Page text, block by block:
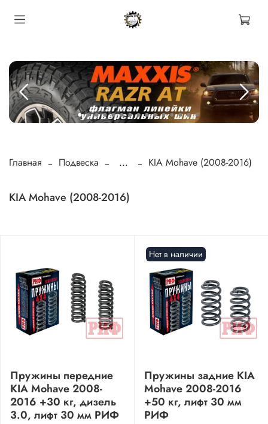
Главная Подвеска ... KIA Mohave (2008-2016)
KIA Mohave (2008-2016)
Пружины передние
KIA Mohave 2008-
2016 +30 кг, дизель
3.0, лифт 30 мм РИФ
Нет в наличии
Пружины задние KIA
Mohave 2008-2016
+50 кг, лифт 30 мм
РИФ